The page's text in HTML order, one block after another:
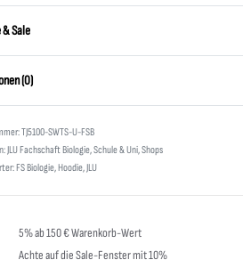
Sale
(0)
TJ5100-SWTS-U-FSB
JLU Fachschaft Biologie,Schule & Uni,Shops
FS Biologie,Hoodie,JLU
5% ab 150 € Warenkorb-Wert
Achte auf die Sale-Fenster mit 10%